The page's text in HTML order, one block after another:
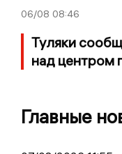
06/08 08:46
Туляки
над центром
Главные